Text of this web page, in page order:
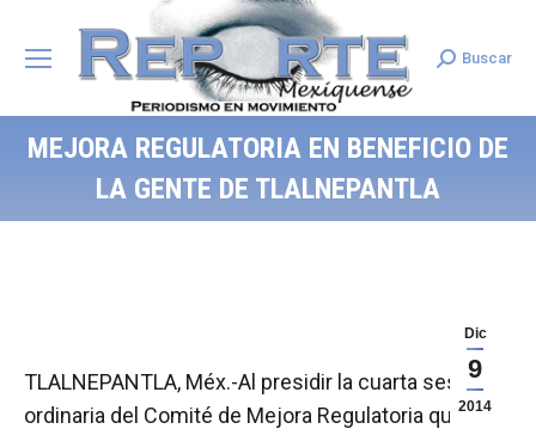
Search:
Buscar
MEJORA REGULATORIA EN BENEFICIO DE
LA GENTE DE TLALNEPANTLA
Dic
9
2014
TLALNEPANTLA, Méx.-Al presidir la cuarta sesión
ordinaria del Comité de Mejora Regulatoria que se